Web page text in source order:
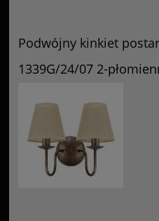
Podwójny kinkiet
1339G/24/07 2-